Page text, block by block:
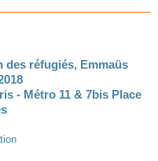
des réfugiés, Emmaüs
- Métro 11 & 7bis Place